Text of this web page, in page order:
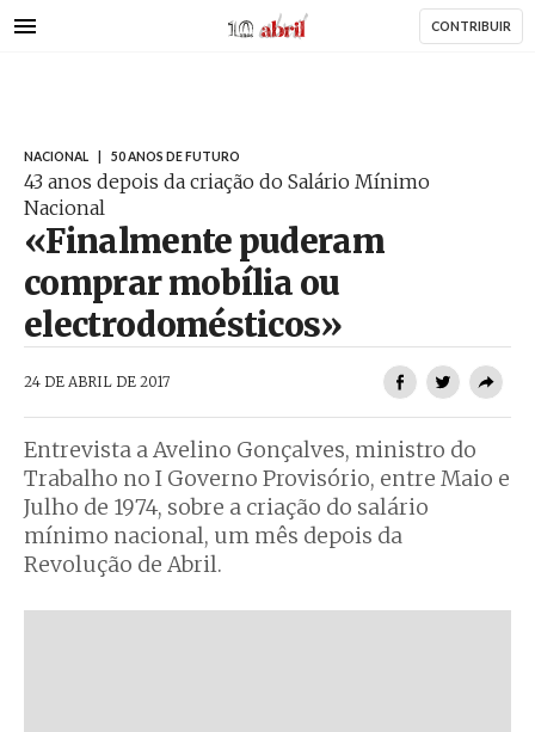
para
AbrilAbril CONTRIBUIR
NACIONAL 50 ANOS DE FUTURO
43 anos depois da criação do Salário Mínimo
Nacional
«Finalmente puderam
comprar mobília ou
electrodomésticos»
24 DE ABRIL DE 2017
Entrevista a Avelino Gonçalves, ministro do
Trabalho no I Governo Provisório, entre Maio e
Julho de 1974, sobre a criação do salário
mínimo nacional, um mês depois da
Revolução de Abril.